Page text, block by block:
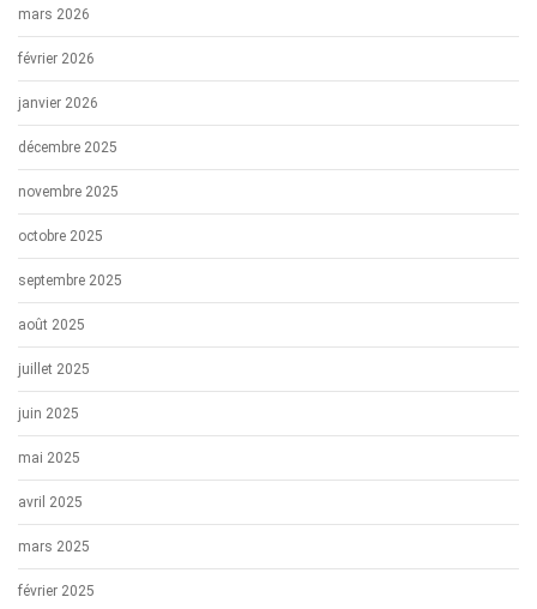
mars 2026
février 2026
janvier 2026
décembre 2025
novembre 2025
octobre 2025
septembre 2025
août 2025
juillet 2025
juin 2025
mai 2025
avril 2025
mars 2025
février 2025